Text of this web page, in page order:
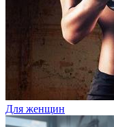
Для женщин